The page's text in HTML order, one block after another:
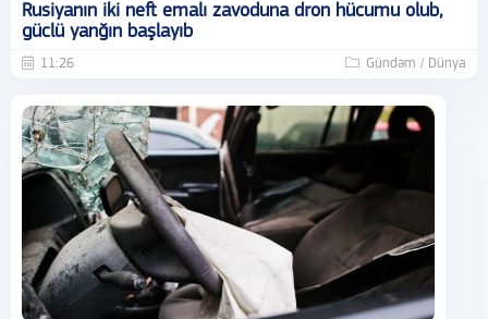
Rusiyanın iki neft emalı zavoduna dron hücumu olub,
güclü yanğın başlayıb
11:26 Gündəm / Dünya